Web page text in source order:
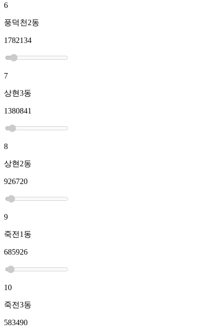
6
풍덕천2동
1782134
7
상현3동
1380841
8
상현2동
926720
9
죽전1동
685926
10
죽전3동
583490